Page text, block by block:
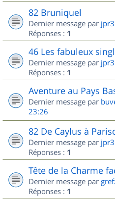
82 Bruniquel
Dernier message par
Réponses : 1
46 Les fabuleux
Dernier message par
Réponses : 1
Aventure au Pays
Dernier message par
23:26
82 De Caylus à
Dernier message par
Réponses : 1
Tête de la Charme
Dernier message par
Réponses : 1